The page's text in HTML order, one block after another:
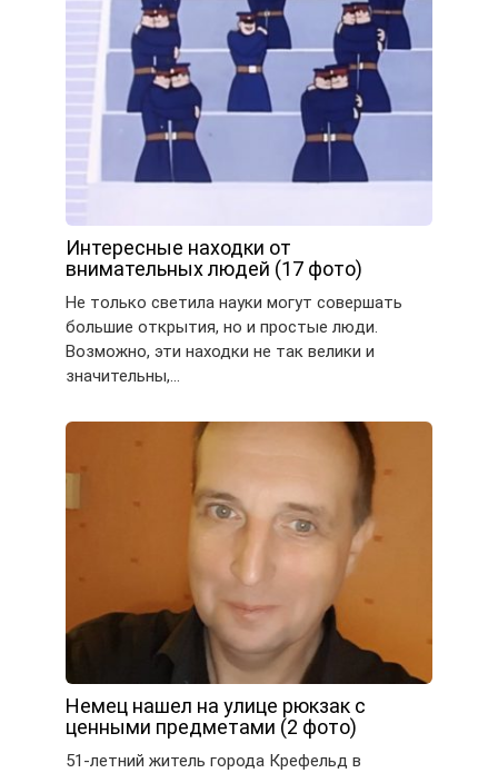
Интересные находки от
внимательных людей (17 фото)
Не только светила науки могут совершать
большие открытия, но и простые люди.
Возможно, эти находки не так велики и
значительны,…
Немец нашел на улице рюкзак с
ценными предметами (2 фото)
51-летний житель города Крефельд в